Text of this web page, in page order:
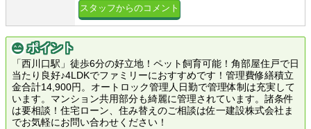
スタッフからのコメント
ポイント
「西川口駅」徒歩6分の好立地！ペット飼育可能！角部屋住戸で日
当たり良好♪4LDKでファミリーにおすすめです！管理費修繕積立
金合計14,900円。オートロック管理人日勤で管理体制は充実して
います。マンション共用部分も綺麗に管理されています。諸条件
は要相談！住宅ローン、住み替えのご相談は佐一建設株式会社ま
でお気軽にお問い合わせください！